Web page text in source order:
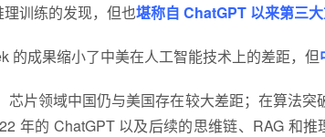
训练的发现，但也堪称自 ChatGPT 以来第三
的成果缩小了中美在人工智能技术上的差距，但
芯片领域中国仍与美国存在较大差距；在算法
年的 ChatGPT 以及后续的思维链、RAG 和